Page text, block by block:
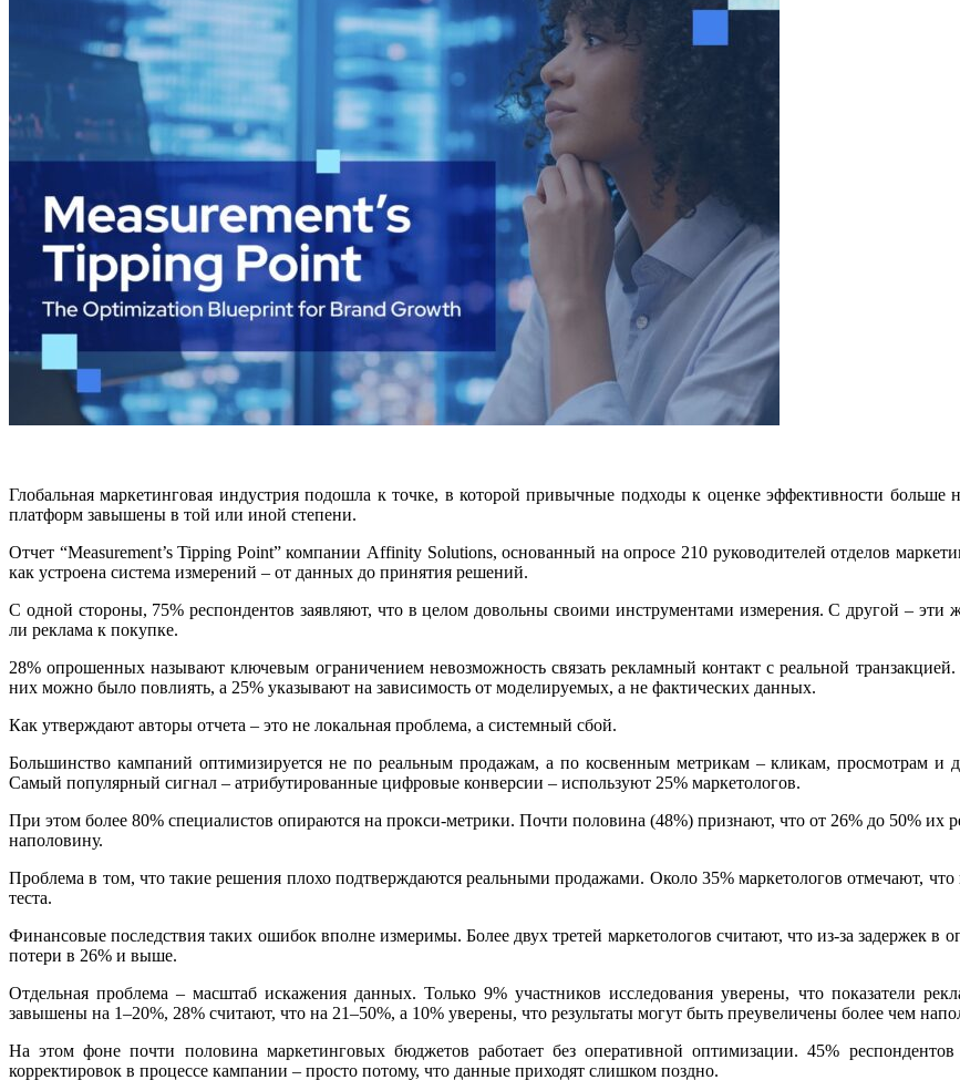
Глобальная маркетинговая индустрия подошла к точке, в которой привычные подходы к оценке эффективности больше
платформ завышены в той или иной степени.
Отчет “Measurement’s Tipping Point” компании Affinity Solutions, основанный на опросе 210 руководителей отделов
как устроена система измерений – от данных до принятия решений.
С одной стороны, 75% респондентов заявляют, что в целом довольны своими инструментами измерения. С другой – эти
ли реклама к покупке.
28% опрошенных называют ключевым ограничением невозможность связать рекламный контакт с реальной
них можно было повлиять, а 25% указывают на зависимость от моделируемых, а не фактических данных.
Как утверждают авторы отчета – это не локальная проблема, а системный сбой.
Большинство кампаний оптимизируется не по реальным продажам, а по косвенным метрикам – кликам, просмотрам и
Самый популярный сигнал – атрибутированные цифровые конверсии – используют 25% маркетологов.
При этом более 80% специалистов опираются на прокси-метрики. Почти половина (48%) признают, что от 26% до 50%
наполовину.
Проблема в том, что такие решения плохо подтверждаются реальными продажами. Около 35% маркетологов отмечают,
теста.
Финансовые последствия таких ошибок вполне измеримы. Более двух третей маркетологов считают, что из-за задержек в
потери в 26% и выше.
Отдельная проблема – масштаб искажения данных. Только 9% участников исследования уверены, что показатели
завышены на 1–20%, 28% считают, что на 21–50%, а 10% уверены, что результаты могут быть преувеличены более чем
На этом фоне почти половина маркетинговых бюджетов работает без оперативной оптимизации. 45%
корректировок в процессе кампании – просто потому, что данные приходят слишком поздно.